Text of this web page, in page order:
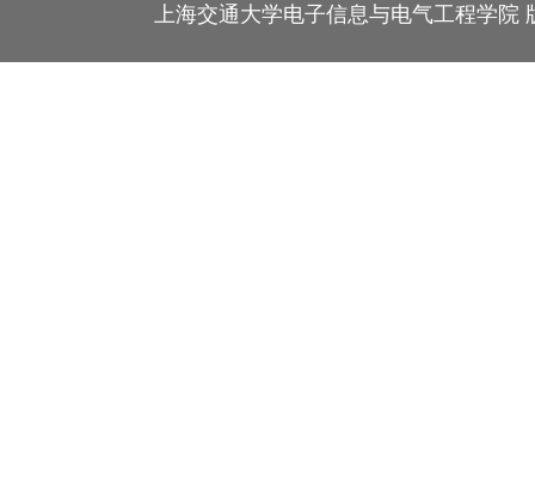
上海交通大学电子信息与电气工程学院